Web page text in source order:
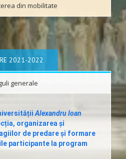
din mobilitate
2021-2022
generale
Alexandru Ioan
organizarea și
de predare și formare
participante la program